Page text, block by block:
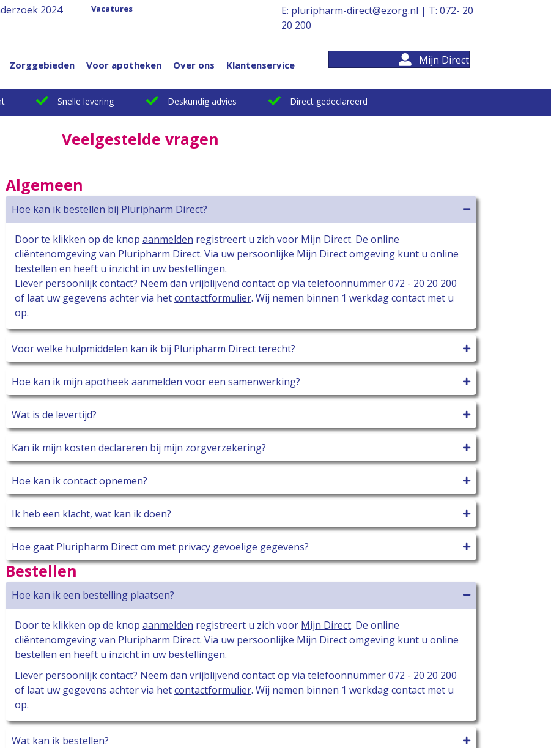
2024 Vacatures E: pluripharm-direct@ezorg.nl | T: 072- 20
20 200
Zorggebieden Voor apotheken Over ons Klantenservice Mijn Direct
Snelle levering Deskundig advies Direct gedeclareerd
Veelgestelde vragen
Algemeen
Hoe kan ik bestellen bij Pluripharm Direct?
Door te klikken op de knop aanmelden registreert u zich voor Mijn Direct. De online
cliëntenomgeving van Pluripharm Direct. Via uw persoonlijke Mijn Direct omgeving kunt u online
bestellen en heeft u inzicht in uw bestellingen.
Liever persoonlijk contact? Neem dan vrijblijvend contact op via telefoonnummer072 - 20 20 200
of laat uw gegevens achter via hetcontactformulier. Wij nemen binnen 1 werkdag contact met u
op.
Voor welke hulpmiddelen kan ik bij Pluripharm Direct terecht?
Hoe kan ik mijn apotheek aanmelden voor een samenwerking?
Wat is de levertijd?
Kan ik mijn kosten declareren bij mijn zorgverzekering?
Hoe kan ik contact opnemen?
Ik heb een klacht, wat kan ik doen?
Hoe gaat Pluripharm Direct om met privacy gevoelige gegevens?
Bestellen
Hoe kan ik een bestelling plaatsen?
Door te klikken op de knop aanmelden registreert u zich voor Mijn Direct. De online
cliëntenomgeving van Pluripharm Direct. Via uw persoonlijke Mijn Direct omgeving kunt u online
bestellen en heeft u inzicht in uw bestellingen.
Liever persoonlijk contact? Neem dan vrijblijvend contact op via telefoonnummer072 - 20 20 200
of laat uw gegevens achter via hetcontactformulier. Wij nemen binnen 1 werkdag contact met u
op.
Wat kan ik bestellen?